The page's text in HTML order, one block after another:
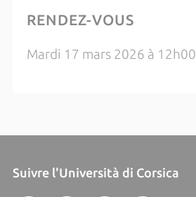
RENDEZ-VOUS
Mardi 17 mars 2026 à 12h00
Suivre l'Università di Corsica